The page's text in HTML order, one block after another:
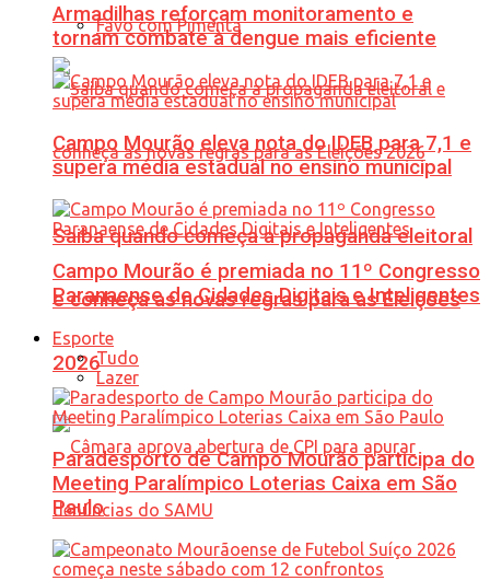
Favo com Pimenta
Saiba quando começa a propaganda eleitoral
e conheça as novas regras para as Eleições
2026
Armadilhas reforçam monitoramento e
tornam combate à dengue mais eficiente
Campo Mourão eleva nota do IDEB para 7,1 e
supera média estadual no ensino municipal
Campo Mourão é premiada no 11º Congresso
Paranaense de Cidades Digitais e Inteligentes
Esporte
Tudo
Lazer
Paradesporto de Campo Mourão participa do
Meeting Paralímpico Loterias Caixa em São
Paulo